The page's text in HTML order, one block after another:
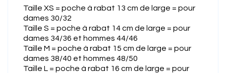
Taille XS = poche à rabat 13 cm de large = pour
dames 30/32
Taille S = poche à rabat 14 cm de large = pour
dames 34/36 et hommes 44/46
Taille M = poche à rabat 15 cm de large = pour
dames 38/40 et hommes 48/50
Taille L = poche à rabat 16 cm de large = pour